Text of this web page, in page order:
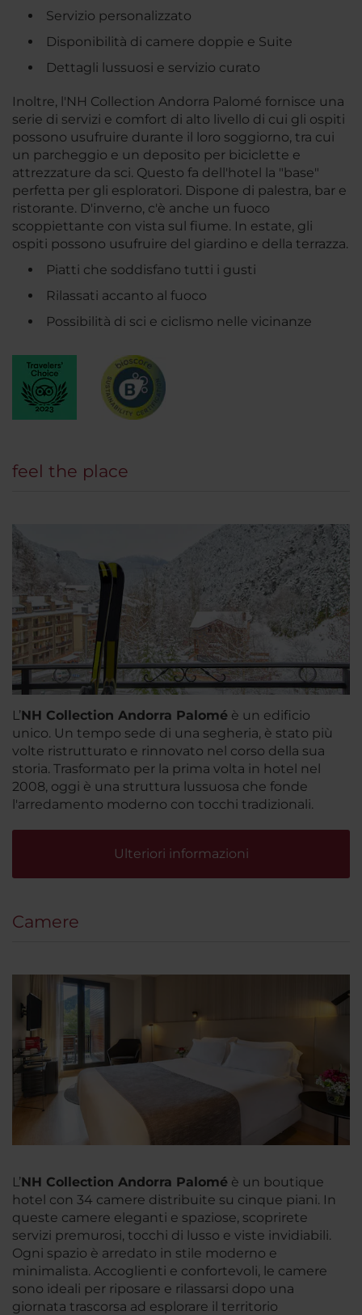
Servizio personalizzato
Disponibilità di camere doppie e Suite
Dettagli lussuosi e servizio curato
Inoltre, l'NH Collection Andorra Palomé fornisce una
serie di servizi e comfort di alto livello di cui gli ospiti
possono usufruire durante il loro soggiorno, tra cui
un parcheggio e un deposito per biciclette e
attrezzature da sci. Questo fa dell'hotel la "base"
perfetta per gli esploratori. Dispone di palestra, bar e
ristorante. D'inverno, c'è anche un fuoco
scoppiettante con vista sul fiume. In estate, gli
ospiti possono usufruire del giardino e della terrazza.
Piatti che soddisfano tutti i gusti
Rilassati accanto al fuoco
Possibilità di sci e ciclismo nelle vicinanze
feel the place
L’NH Collection Andorra Palomé è un edificio
unico. Un tempo sede di una segheria, è stato più
volte ristrutturato e rinnovato nel corso della sua
storia. Trasformato per la prima volta in hotel nel
2008, oggi è una struttura lussuosa che fonde
l'arredamento moderno con tocchi tradizionali.
Ulteriori informazioni
Camere
L’NH Collection Andorra Palomé è un boutique
hotel con 34 camere distribuite su cinque piani. In
queste camere eleganti e spaziose, scoprirete
servizi premurosi, tocchi di lusso e viste invidiabili.
Ogni spazio è arredato in stile moderno e
minimalista. Accoglienti e confortevoli, le camere
sono ideali per riposare e rilassarsi dopo una
giornata trascorsa ad esplorare il territorio